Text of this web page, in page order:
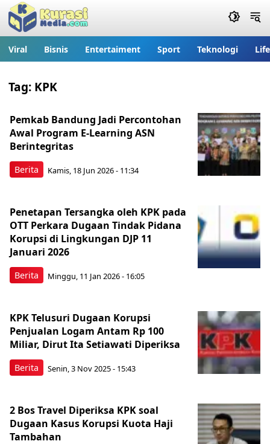
Viral Bisnis Entertaiment Sport Teknologi
Tag: KPK
Berita
Pemkab Bandung Jadi Percontohan
Awal Program E-Learning ASN
Berintegritas
Kamis, 18 Jun 2026 - 11:34
Berita
Penetapan Tersangka oleh KPK pada
OTT Perkara Dugaan Tindak Pidana
Korupsi di Lingkungan DJP 11
Januari 2026
Minggu, 11 Jan 2026 - 16:05
Berita
KPK Telusuri Dugaan Korupsi
Penjualan Logam Antam Rp 100
Miliar, Dirut Ita Setiawati Diperiksa
Senin, 3 Nov 2025 - 15:43
2 Bos Travel Diperiksa KPK soal
Dugaan Kasus Korupsi Kuota Haji
Tambahan